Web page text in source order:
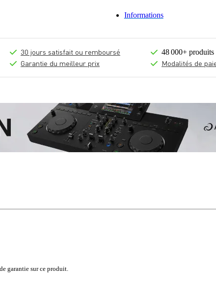
Informations
30 jours satisfait ou remboursé
Garantie du meilleur prix
48 000+ produits
Modalités de
garantie sur ce produit.